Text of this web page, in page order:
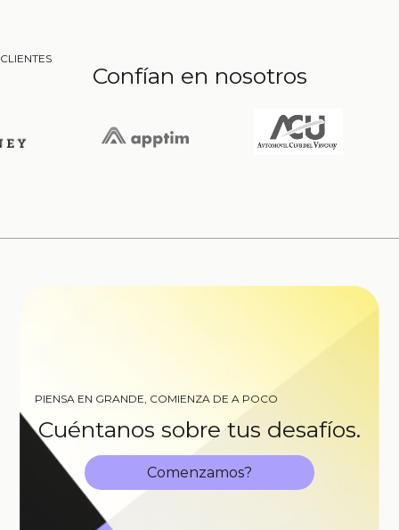
CLIENTES
Confían en nosotros
PIENSA EN GRANDE, COMIENZA DE A POCO
Cuéntanos sobre tus desafíos.
Comenzamos?